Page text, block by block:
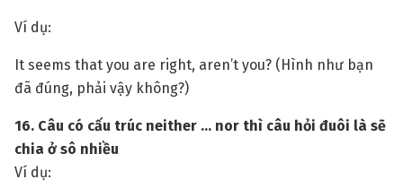
Ví dụ:
It seems that you are right, aren’t you? (Hình như bạn
đã đúng, phải vậy không?)
16. Câu có cấu trúc neither … nor thì câu hỏi đuôi là sẽ
chia ở sô nhiều
Ví dụ: